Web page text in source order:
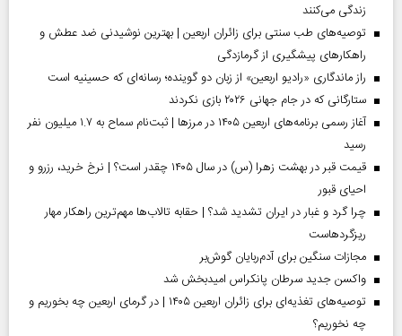
زندگی می‌کنند
توصیه‌های طب سنتی برای زائران اربعین | بهترین نوشیدنی ضد عطش و
راهکارهای پیشگیری از گرمازدگی
راز ماندگاری «رادیو اربعین» از زبان دو گوینده؛ رسانه‌ای که حسینیه است
ستارگانی که در جام جهانی ۲۰۲۶ بازی نکردند
آغاز رسمی برنامه‌های اربعین ۱۴۰۵ در مرز‌ها | ثبت‌نام سماح به ۱.۷ میلیون نفر
رسید
قیمت قبر در بهشت زهرا (س) در سال ۱۴۰۵ چقدر است؟ | نرخ خرید، رزرو و
احیای قبور
چرا گرد و غبار در ایران تشدید شد؟ | حقابه تالاب‌ها مهم‌ترین راهکار مهار
ریزگردهاست
مجازات سنگین برای آدم‌ربایان گوش‌بر
واکسن جدید سرطان پانکراس امیدبخش شد
توصیه‌های تغذیه‌ای برای زائران اربعین ۱۴۰۵ | در گرمای اربعین چه بخوریم و
چه نخوریم؟